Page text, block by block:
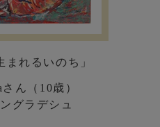
まれるいのち」
ん（10歳）
グラデシュ